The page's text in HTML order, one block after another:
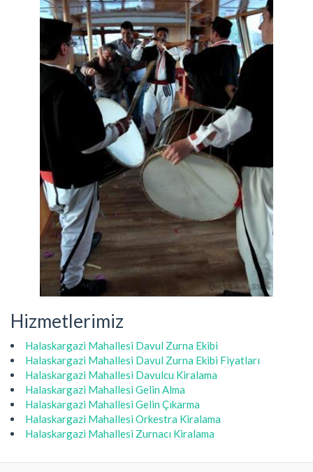
Hizmetlerimiz
Halaskargazi Mahallesi Davul Zurna Ekibi
Halaskargazi Mahallesi Davul Zurna Ekibi Fiyatları
Halaskargazi Mahallesi Davulcu Kiralama
Halaskargazi Mahallesi Gelin Alma
Halaskargazi Mahallesi Gelin Çıkarma
Halaskargazi Mahallesi Orkestra Kiralama
Halaskargazi Mahallesi Zurnacı Kiralama